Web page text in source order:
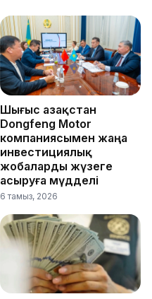
Шығыс Қазақстан
Dongfeng Motor
компаниясымен жаңа
инвестициялық
жобаларды жүзеге
асыруға мүдделі
6 тамыз, 2026